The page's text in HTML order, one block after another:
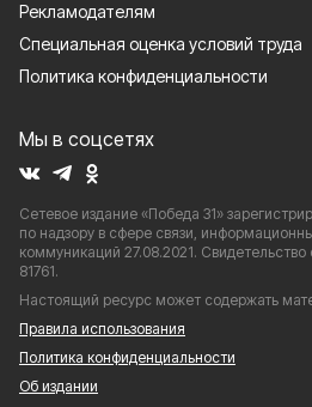
Рекламодателям
Специальная оценка условий труда
Политика конфиденциальности
Мы в соцсетях
Сетевое издание «Победа 31»
по надзору в сфере связи,
коммуникаций 27.08.2021.
81761.
Настоящий ресурс может содержать
Правила использования
Политика конфиденциальности
Об издании